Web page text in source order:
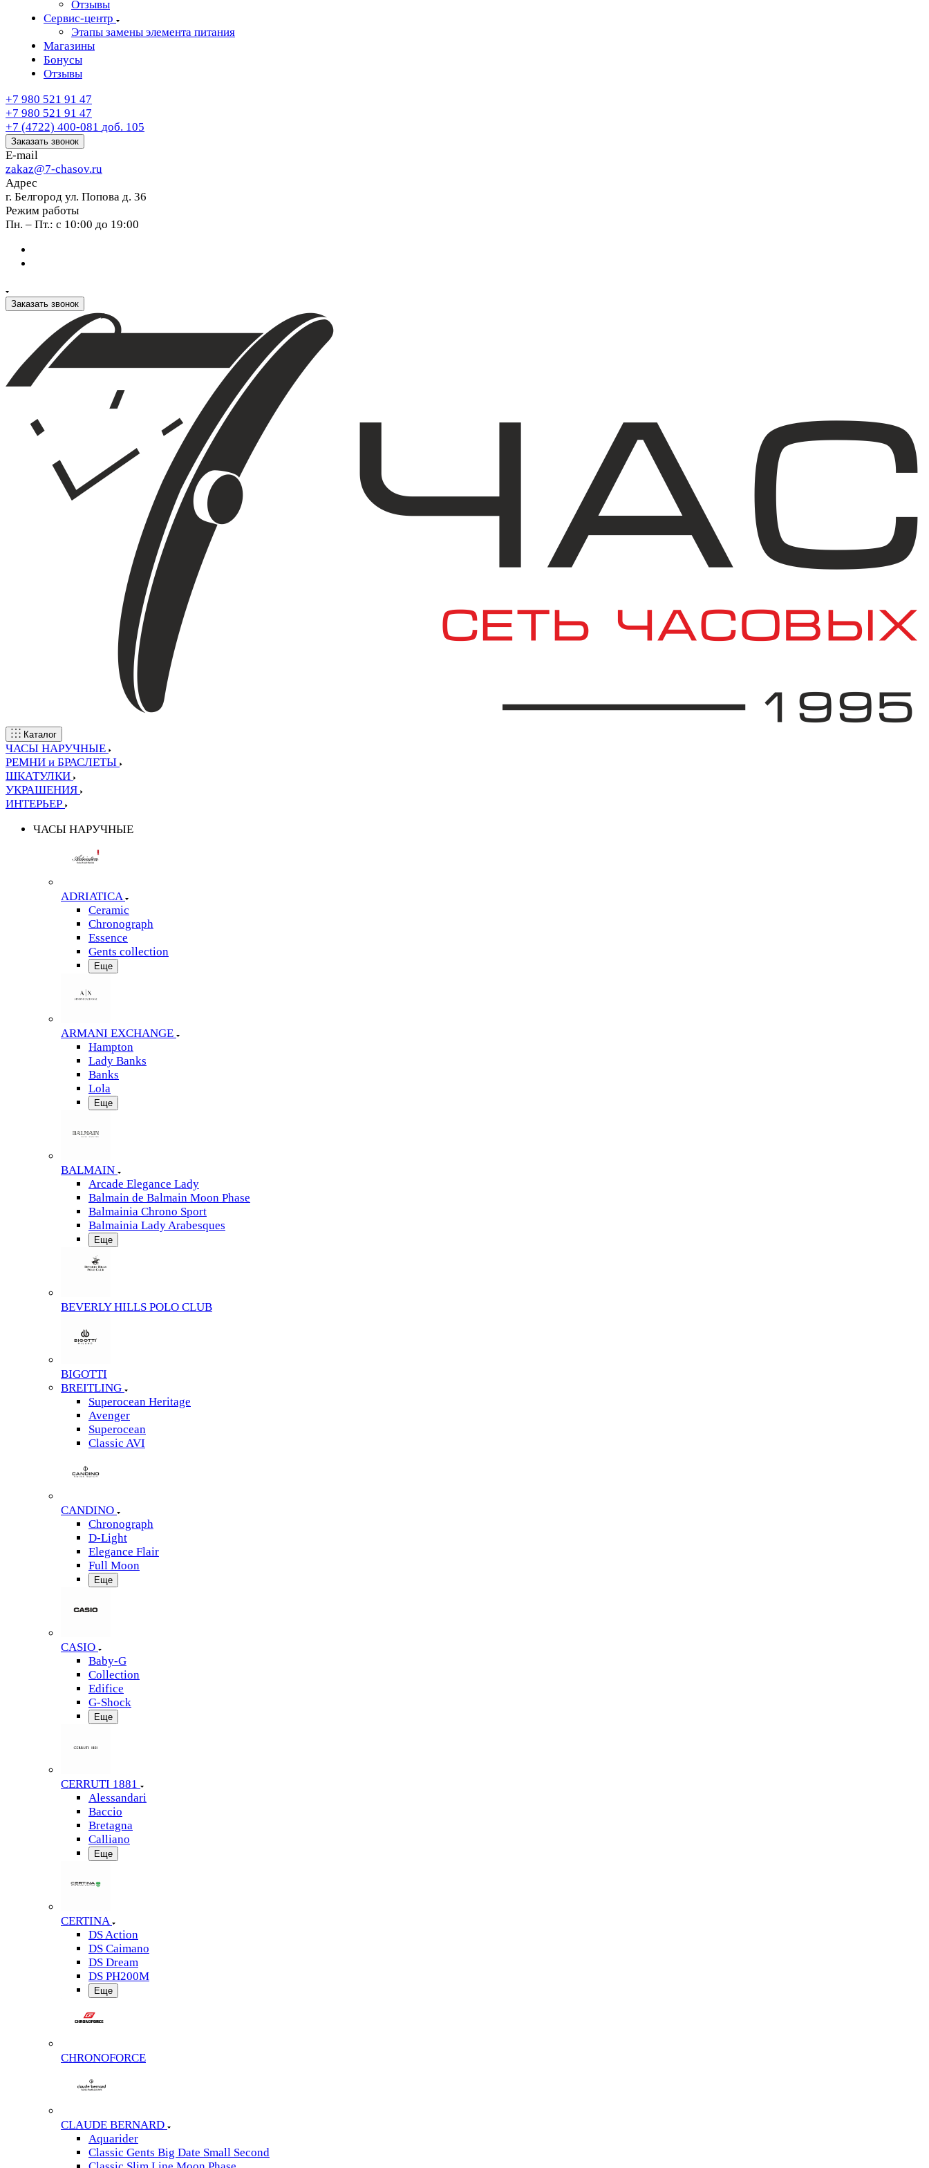
Отзывы
Сервис-центр
Этапы замены элемента питания
Магазины
Бонусы
Отзывы
+7 980 521 91 47
+7 980 521 91 47
+7 (4722) 400-081 доб. 105
Заказать звонок
E-mail
zakaz@7-chasov.ru
Адрес
г. Белгород ул. Попова д. 36
Режим работы
Пн. – Пт.: с 10:00 до 19:00
Заказать звонок
Каталог
ЧАСЫ НАРУЧНЫЕ
РЕМНИ и БРАСЛЕТЫ
ШКАТУЛКИ
УКРАШЕНИЯ
ИНТЕРЬЕР
ЧАСЫ НАРУЧНЫЕ
ADRIATICA
Ceramic
Chronograph
Essence
Gents collection
Еще
ARMANI EXCHANGE
Hampton
Lady Banks
Banks
Lola
Еще
BALMAIN
Arcade Elegance Lady
Balmain de Balmain Moon Phase
Balmainia Chrono Sport
Balmainia Lady Arabesques
Еще
BEVERLY HILLS POLO CLUB
BIGOTTI
BREITLING
Superocean Heritage
Avenger
Superocean
Classic AVI
CANDINO
Chronograph
D-Light
Elegance Flair
Full Moon
Еще
CASIO
Baby-G
Collection
Edifice
G-Shock
Еще
CERRUTI 1881
Alessandari
Baccio
Bretagna
Calliano
Еще
CERTINA
DS Action
DS Caimano
DS Dream
DS PH200M
Еще
CHRONOFORCE
CLAUDE BERNARD
Aquarider
Classic Gents Big Date Small Second